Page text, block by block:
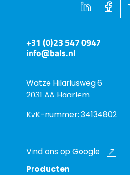
+31 (0)23 547 0947
info@bals.nl
Watze Hilariusweg 6
2031 AA Haarlem
KvK-nummer: 34134802
Vind ons op Google
Producten